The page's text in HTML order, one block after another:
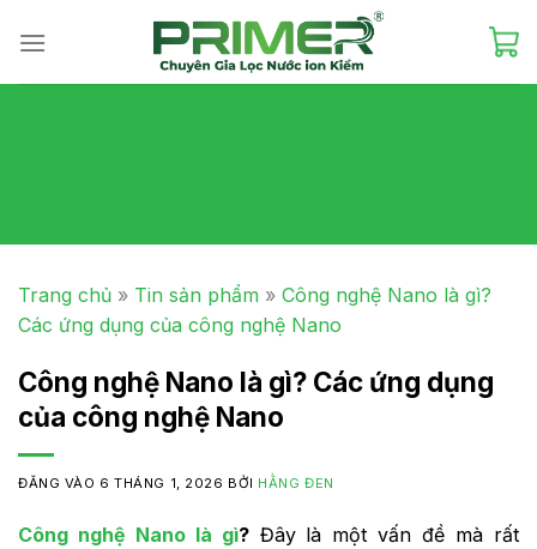
Trang chủ » Tin sản phẩm » Công nghệ Nano là gì?
Các ứng dụng của công nghệ Nano
Công nghệ Nano là gì? Các ứng dụng
của công nghệ Nano
ĐĂNG VÀO 6 THÁNG 1, 2026 BỞI HẰNG ĐEN
Công nghệ Nano là gì?Đây là một vấn đề mà rất